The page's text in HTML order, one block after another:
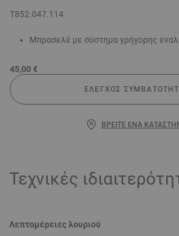
T852.047.114
Μπρασελέ με σύστημα γρήγορης
45,00 €
ΈΛΕΓΧΟΣ
ΒΡΕΊΤΕ ΈΝΑ
Τεχνικές
Λεπτομέρειες λουριού